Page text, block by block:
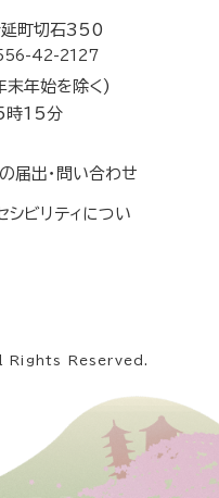
町切石350
42-2127
末年始を除く)
時15分
届出・問い合わせ
シビリティについ
Reserved.